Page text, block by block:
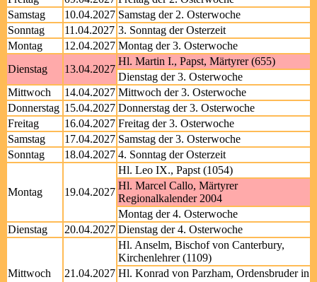
Samstag
10.04.2027 Samstag der 2. Osterwoche
Sonntag
11.04.2027 3. Sonntag der Osterzeit
Montag
12.04.2027 Montag der 3. Osterwoche
Dienstag
13.04.2027
Hl. Martin I., Papst, Märtyrer (655)
Dienstag der 3. Osterwoche
Mittwoch
14.04.2027 Mittwoch der 3. Osterwoche
Donnerstag 15.04.2027 Donnerstag der 3. Osterwoche
Freitag
16.04.2027 Freitag der 3. Osterwoche
Samstag
17.04.2027 Samstag der 3. Osterwoche
Sonntag
18.04.2027 4. Sonntag der Osterzeit
Montag 19.04.2027
Hl. Leo IX., Papst (1054)
Hl. Marcel Callo, Märtyrer
Regionalkalender 2004
Montag der 4. Osterwoche
Dienstag
20.04.2027 Dienstag der 4. Osterwoche
Mittwoch 21.04.2027
Hl. Anselm, Bischof von Canterbury,
Kirchenlehrer (1109)
Hl. Konrad von Parzham, Ordensbruder in